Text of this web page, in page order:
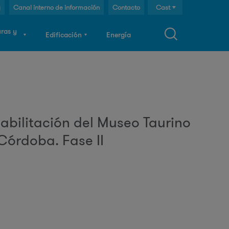
y
Edificación Energía
Cast
Eng
Canal interno de información Contacto
del Museo Taurino
Fase II